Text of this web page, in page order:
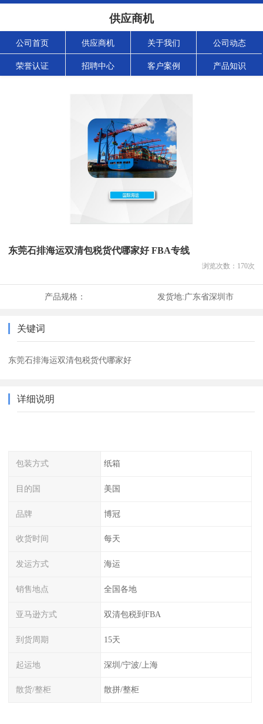
供应商机
公司首页 供应商机 关于我们 公司动态
荣誉认证 招聘中心 客户案例 产品知识
东莞石排海运双清包税货代哪家好 FBA专线
浏览次数： 170次
产品规格： 发货地:广东省深圳市
关键词
东莞石排海运双清包税货代哪家好
详细说明
包装方式 纸箱
目的国 美国
品牌 博冠
收货时间 每天
发运方式 海运
销售地点 全国各地
亚马逊方式 双清包税到FBA
到货周期 15天
起运地 深圳/宁波/上海
散货/整柜 散拼/整柜